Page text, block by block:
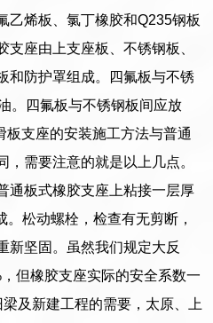
乙烯板、氯丁橡胶和Q235钢板
座由上支座板、不锈钢板、
和防护罩组成。四氟板与不锈
。四氟板与不锈钢板间应放
支座的安装施工方法与普通
需要注意的就是以上几点。
通板式橡胶支座上粘接一层厚
松动螺栓，检查有无剪断，
新坚固。虽然我们规定大反
但橡胶支座实际的安全系数一
及新建工程的需要，太原、上